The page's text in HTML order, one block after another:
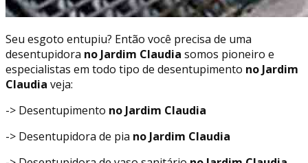
Seu esgoto entupiu? Então você precisa de uma
desentupidora no Jardim Claudia somos pioneiro e
especialistas em todo tipo de desentupimento no Jardim
Claudia veja:
-> Desentupimento no Jardim Claudia
-> Desentupidora de pia no Jardim Claudia